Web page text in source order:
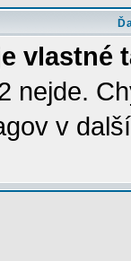
vlastné
nejde.
v